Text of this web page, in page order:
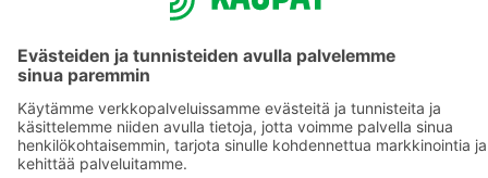
S-ryhmä
Asiakasomistajuus
S-ostoslista -sovellus
Prisma.fi
Sokos.fi